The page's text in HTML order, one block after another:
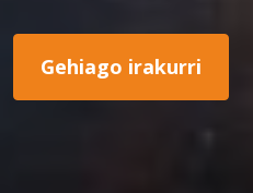
Gehiago irakurri